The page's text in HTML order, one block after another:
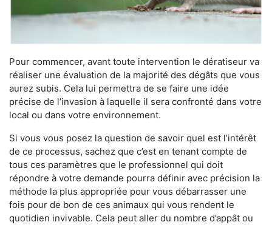
Pour commencer, avant toute intervention le dératiseur va
réaliser une évaluation de la majorité des dégâts que vous
aurez subis. Cela lui permettra de se faire une idée
précise de l’invasion à laquelle il sera confronté dans votre
local ou dans votre environnement.
Si vous vous posez la question de savoir quel est l’intérêt
de ce processus, sachez que c’est en tenant compte de
tous ces paramètres que le professionnel qui doit
répondre à votre demande pourra définir avec précision la
méthode la plus appropriée pour vous débarrasser une
fois pour de bon de ces animaux qui vous rendent le
quotidien invivable. Cela peut aller du nombre d’appât ou